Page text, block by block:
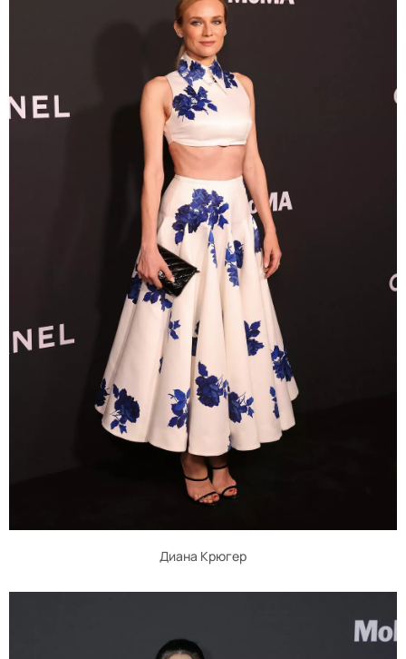
Диана Крюгер